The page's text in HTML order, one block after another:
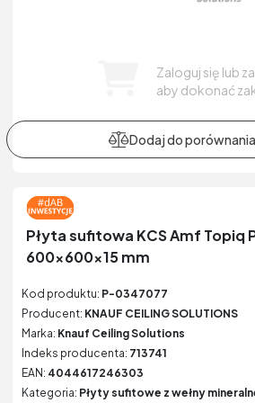
Zaloguj się lub
aby dokonać
Płyta sufitowa KCS Amf Topiq
600x600x15 mm
Kod produktu: P-0347077
Producent: KNAUF CEILING SOLUTIONS
Marka: Knauf Ceiling Solutions
Indeks producenta: 713741
EAN: 4044617246303
Kategoria: Płyty sufitowe z wełny